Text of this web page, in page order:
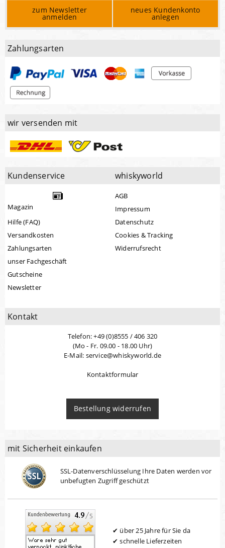
zum Newsletter
anmelden
neues Kundenkonto
anlegen
Zahlungsarten
wir versenden mit
Kundenservice
Magazin
Hilfe (FAQ)
Versandkosten
Zahlungsarten
unser Fachgeschäft
Gutscheine
Newsletter
whiskyworld
AGB
Impressum
Datenschutz
Cookies & Tracking
Widerrufsrecht
Kontakt
Telefon: +49 (0)8555 / 406 320
(Mo - Fr. 09.00 - 18.00 Uhr)
E-Mail: service@whiskyworld.de
Kontaktformular
Bestellung widerrufen
mit Sicherheit einkaufen
SSL-Datenverschlüsselung Ihre Daten werden vor
unbefugten Zugriff geschützt
über 25 Jahre für Sie da
schnelle Lieferzeiten